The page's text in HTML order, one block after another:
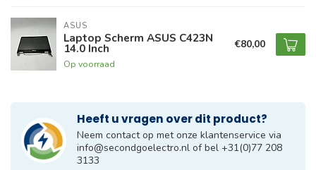
ASUS
Laptop Scherm ASUS C423N
14.0 Inch
Op voorraad
€80,00
Heeft u vragen over dit product?
Neem contact op met onze klantenservice via
info@secondgoelectro.nl of bel +31(0)77 208
3133